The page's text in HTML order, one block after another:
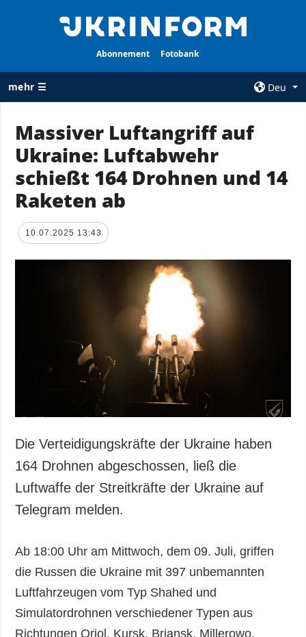
Abonnement Fotobank
mehr ☰
Deu
ALLE
RUBRIKEN
Krieg
Wiederaufbau
der Ukraine
Politik
Kriminalität
AGENTUR
Über uns
und zum Schutz
personenbezogener
Daten
ZUSÄTZLICH
Veröffentlichungen
Interview
LEISTUNGEN
Abonnement
Fotobank
Massiver Luftangriff auf
Ukraine: Luftabwehr
schießt 164 Drohnen und 14
Raketen ab
10.07.2025 13:43
Die Verteidigungskräfte der Ukraine haben
164 Drohnen abgeschossen, ließ die
Luftwaffe der Streitkräfte der Ukraine auf
Telegram melden.
Ab 18:00 Uhr am Mittwoch, dem 09. Juli, griffen
die Russen die Ukraine mit 397 unbemannten
Luftfahrzeugen vom Typ Shahed und
Simulatordrohnen verschiedener Typen aus
Richtungen Orjol, Kursk, Brjansk, Millerowo,